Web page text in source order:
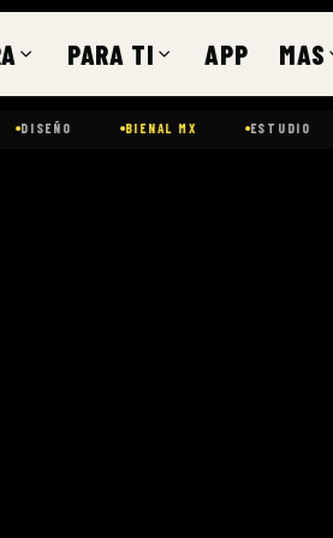
PARA TI APP MAS
BIENAL MX ESTUDIO